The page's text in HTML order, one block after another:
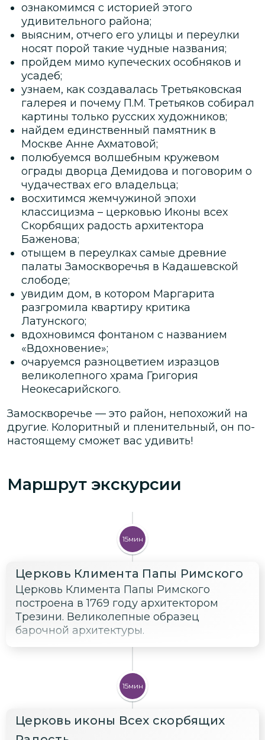
ознакомимся с историей этого
удивительного района;
выясним, отчего его улицы и переулки
носят порой такие чудные названия;
пройдем мимо купеческих особняков и
усадеб;
узнаем, как создавалась Третьяковская
галерея и почему П.М. Третьяков собирал
картины только русских художников;
найдем единственный памятник в
Москве Анне Ахматовой;
полюбуемся волшебным кружевом
ограды дворца Демидова и поговорим о
чудачествах его владельца;
восхитимся жемчужиной эпохи
классицизма – церковью Иконы всех
Скорбящих радость архитектора
Баженова;
отыщем в переулках самые древние
палаты Замоскворечья в Кадашевской
слободе;
увидим дом, в котором Маргарита
разгромила квартиру критика
Латунского;
вдохновимся фонтаном с названием
«Вдохновение»;
очаруемся разноцветием изразцов
великолепного храма Григория
Неокесарийского.
Замоскворечье — это район, непохожий на
другие. Колоритный и пленительный, он по-
настоящему сможет вас удивить!
Маршрут экскурсии
15мин
Церковь Климента Папы Римского
Церковь Климента Папы Римского
построена в 1769 году архитектором
Трезини. Великолепные образец
барочной архитектуры.
15мин
Церковь иконы Всех скорбящих